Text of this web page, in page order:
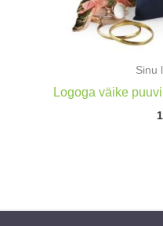
Sinu
Logoga väike